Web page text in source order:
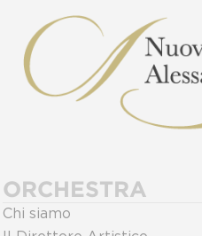
ORCHESTRA
Chi siamo